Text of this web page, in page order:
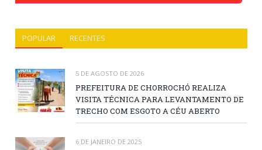
POPULAR RECENTES
5 DE AGOSTO DE 2026
PREFEITURA DE CHORROCHÓ REALIZA
VISITA TÉCNICA PARA LEVANTAMENTO DE
TRECHO COM ESGOTO A CÉU ABERTO
6 DE JANEIRO DE 2025